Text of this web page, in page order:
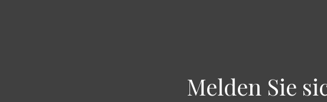
Melden Sie